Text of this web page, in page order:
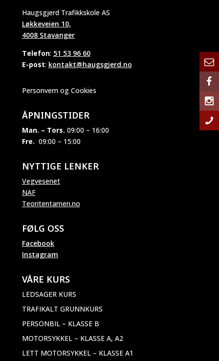
Haugsgjerd Trafikkskole AS
Løkkeveien 10,
4008 Stavanger
Telefon: 51 53 96 60
E-post: kontakt@haugsgjerd.no
Personvern og Cookies
ÅPNINGSTIDER
Man. – Tors. 09:00 – 16:00
Fre. 09:00 – 15:00
NYTTIGE LENKER
Vegvesenet
NAF
Teoritentamen.no
FØLG OSS
Facebook
Instagram
VÅRE KURS
LEDSAGER KURS
TRAFIKALT GRUNNKURS
PERSONBIL – KLASSE B
MOTORSYKKEL – KLASSE A, A2
LETT MOTORSYKKEL – KLASSE A1